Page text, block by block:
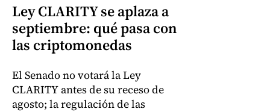
Ley CLARITY se aplaza a
septiembre: qué pasa con
las criptomonedas
El Senado no votará la Ley
CLARITY antes de su receso de
agosto; la regulación de las